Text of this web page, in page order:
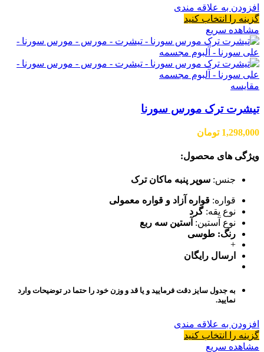
افزودن به علاقه مندی
گزینه را انتخاب کنید
مشاهده سریع
مقایسه
تیشرت ترک مورس سورنا
1,298,000 تومان
ویژگی های محصول:
جنس: سوپر پنبه ماکان ترک
قواره: قواره آزاد و قواره معمولی
نوع یقه:گرد
نوع آستین: آستین سه ربع
رنگ: طوسی
+
ارسال رایگان
به جدول سایز دقت فرمایید و یا قد و وزن خود را حتما در توضیحات وارد
نمایید.
افزودن به علاقه مندی
گزینه را انتخاب کنید
مشاهده سریع